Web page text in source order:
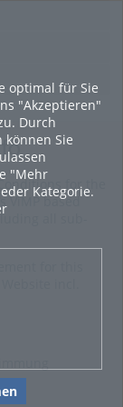
optimal für Sie
"Akzeptieren"
Durch
können Sie
"Mehr
Kategorie.
for the
ViMP based
all sub-